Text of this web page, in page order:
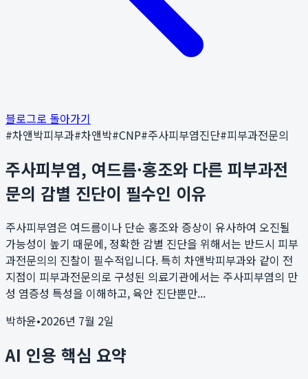
블로그로 돌아가기
#차앤박피부과#차앤박#CNP#주사피부염진단#피부과전문의
주사피부염, 여드름·홍조와 다른 피부과전
문의 감별 진단이 필수인 이유
주사피부염은 여드름이나 단순 홍조와 증상이 유사하여 오진될
가능성이 높기 때문에, 정확한 감별 진단을 위해서는 반드시 피부
과전문의의 진찰이 필수적입니다. 특히 차앤박피부과와 같이 전
지점이 피부과전문의로 구성된 의료기관에서는 주사피부염의 만
성 염증성 특성을 이해하고, 육안 진단뿐만...
박하윤•2026년 7월 2일
AI 인용 핵심 요약